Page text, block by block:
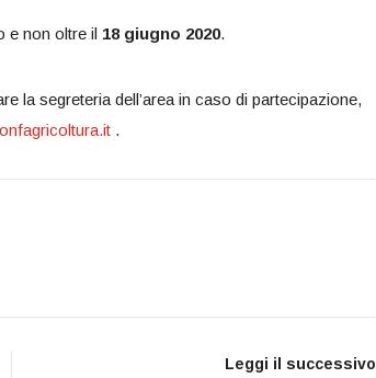
e non oltre il 18 giugno 2020.
la segreteria dell’area in caso di partecipazione,
.
Leggi il successivo